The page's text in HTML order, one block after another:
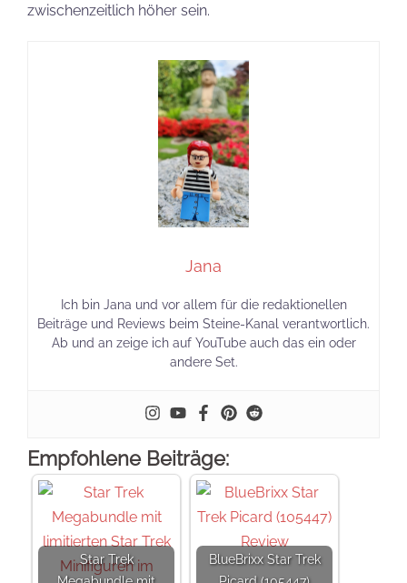
zwischenzeitlich höher sein.
Jana
Ich bin Jana und vor allem für die redaktionellen
Beiträge und Reviews beim Steine-Kanal verantwortlich.
Ab und an zeige ich auf YouTube auch das ein oder
andere Set.
Empfohlene Beiträge:
Star Trek
BlueBrixx Star Trek